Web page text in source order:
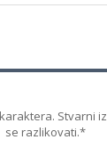
Stvarni
se razlikovati.*